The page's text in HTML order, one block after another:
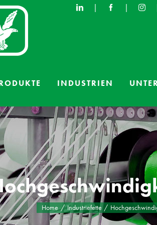
| |
INDUSTRIEN
Home Industriefette